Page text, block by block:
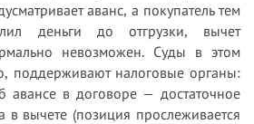
аванс, а покупатель тем
деньги до отгрузки, вычет
невозможен. Суды в этом
поддерживают налоговые органы:
авансе в договоре — достаточное
в вычете (позиция прослеживается